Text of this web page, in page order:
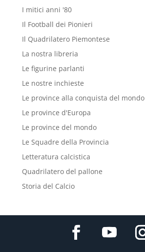
I mitici anni '80
Il Football dei Pionieri
Il Quadrilatero Piemontese
La nostra libreria
Le figurine parlanti
Le nostre inchieste
Le province alla conquista del mondo
Le province d'Europa
Le province del mondo
Le Squadre della Provincia
Letteratura calcistica
Quadrilatero del pallone
Storia del Calcio